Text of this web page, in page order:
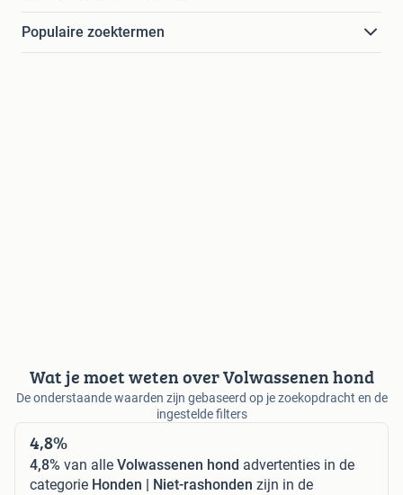
Populaire zoektermen
Wat je moet weten over Volwassenen hond
De onderstaande waarden zijn gebaseerd op je zoekopdracht en de
ingestelde filters
4,8%
4,8% van alle Volwassenen hond advertenties in de
categorie Honden | Niet-rashonden zijn in de